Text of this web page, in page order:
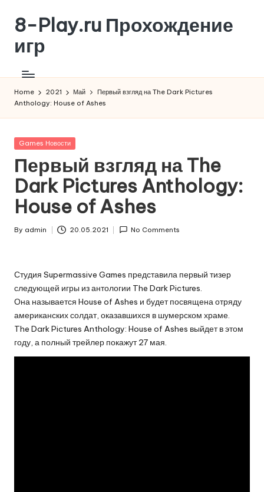
Skip
content
8-Play.ru Прохождение
игр
Home 2021 Май
​​Первый взгляд на The Dark Pictures
Anthology: House of Ashes
Posted
Games Новости
​​Первый взгляд на The
Dark Pictures Anthology:
House of Ashes
Posted
By admin 20.05.2021 No Comments
Студия Supermassive Games представила первый тизер
следующей игры из антологии The Dark Pictures.
Она называется House of Ashes и будет посвящена отряду
американских солдат, оказавшихся в шумерском храме.
The Dark Pictures Anthology: House of Ashes выйдет в этом
году, а полный трейлер покажут 27 мая.